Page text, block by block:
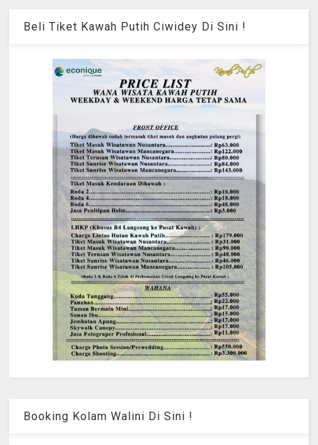
Beli Tiket Kawah Putih Ciwidey Di Sini !
Booking Kolam Walini Di Sini !